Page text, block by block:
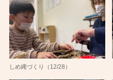
しめ縄づくり（12/28）